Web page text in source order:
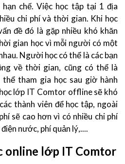
chế. Việc học tập tại 1 địa
chi phí và thời gian. Khi học
đề đó là gặp nhiều khó khăn
gian học vì mỗi người có một
Người học có thể là các bạn
về thời gian, cũng có thể là
tham gia học sau giờ hành
lớp IT Comtor offline sẽ khó
thành viên để học tập, ngoài
sẽ cao hơn vì có nhiều chi phí
nước, phí quản lý,....
online lớp IT Comtor